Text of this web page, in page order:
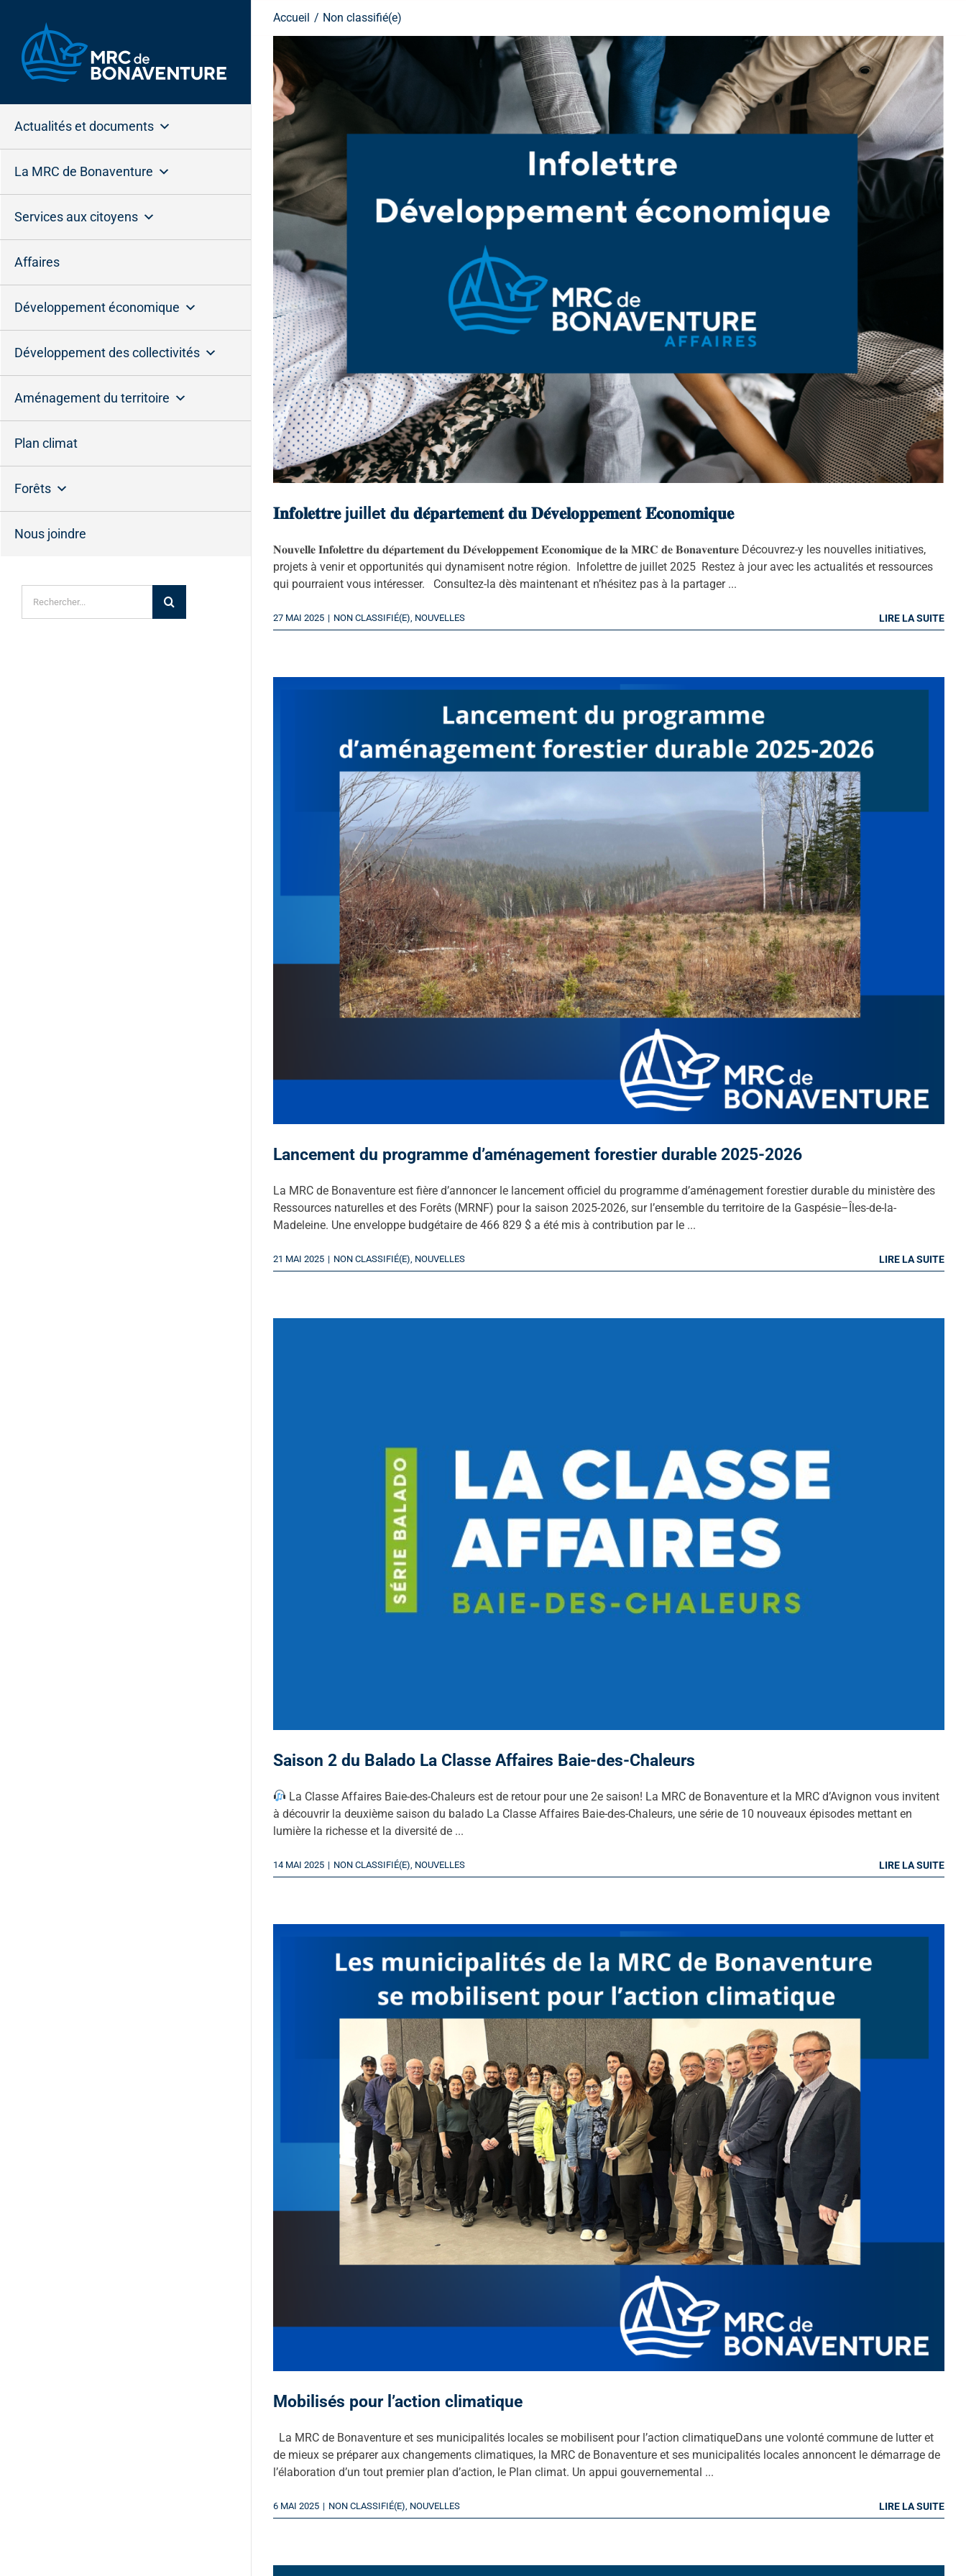
contenu
Actualités et documents
La MRC de Bonaventure
Services aux citoyens
Affaires
Développement économique
Développement des collectivités
Aménagement du territoire
Plan climat
Forêts
Nous joindre
Accueil Non classifié(e)
𝐈𝐧𝐟𝐨𝐥𝐞𝐭𝐭𝐫𝐞 juillet 𝐝𝐮 𝐝𝐞́𝐩𝐚𝐫𝐭𝐞𝐦𝐞𝐧𝐭 𝐝𝐮 𝐃𝐞́𝐯𝐞𝐥𝐨𝐩𝐩𝐞𝐦𝐞𝐧𝐭 𝐄́𝐜𝐨𝐧𝐨𝐦𝐢𝐪𝐮𝐞
𝐍𝐨𝐮𝐯𝐞𝐥𝐥𝐞 𝐈𝐧𝐟𝐨𝐥𝐞𝐭𝐭𝐫𝐞 𝐝𝐮 𝐝𝐞́𝐩𝐚𝐫𝐭𝐞𝐦𝐞𝐧𝐭 𝐝𝐮 𝐃𝐞́𝐯𝐞𝐥𝐨𝐩𝐩𝐞𝐦𝐞𝐧𝐭 𝐄́𝐜𝐨𝐧𝐨𝐦𝐢𝐪𝐮𝐞 𝐝𝐞 𝐥𝐚 𝐌𝐑𝐂 𝐝𝐞 𝐁𝐨𝐧𝐚𝐯𝐞𝐧𝐭𝐮𝐫𝐞 Découvrez-y les nouvelles initiatives,
projets à venir et opportunités qui dynamisent notre région. Infolettre de juillet 2025 Restez à jour avec les actualités et ressources
qui pourraient vous intéresser. Consultez-la dès maintenant et n’hésitez pas à la partager ...
27 MAI 2025 | NON CLASSIFIÉ(E) NOUVELLES LIRE LA SUITE
Lancement du programme d’aménagement forestier durable 2025-2026
La MRC de Bonaventure est fière d’annoncer le lancement officiel du programme d’aménagement forestier durable du ministère des
Ressources naturelles et des Forêts (MRNF) pour la saison 2025-2026, sur l’ensemble du territoire de la Gaspésie–Îles-de-la-
Madeleine. Une enveloppe budgétaire de 466 829 $ a été mis à contribution par le ...
21 MAI 2025 | NON CLASSIFIÉ(E) NOUVELLES LIRE LA SUITE
Saison 2 du Balado La Classe Affaires Baie-des-Chaleurs
La Classe Affaires Baie-des-Chaleurs est de retour pour une 2e saison! La MRC de Bonaventure et la MRC d’Avignon vous invitent
à découvrir la deuxième saison du balado La Classe Affaires Baie-des-Chaleurs, une série de 10 nouveaux épisodes mettant en
lumière la richesse et la diversité de ...
14 MAI 2025 | NON CLASSIFIÉ(E) NOUVELLES LIRE LA SUITE
Mobilisés pour l’action climatique
La MRC de Bonaventure et ses municipalités locales se mobilisent pour l’action climatiqueDans une volonté commune de lutter et
de mieux se préparer aux changements climatiques, la MRC de Bonaventure et ses municipalités locales annoncent le démarrage de
l’élaboration d’un tout premier plan d’action, le Plan climat. Un appui gouvernemental ...
6 MAI 2025 | NON CLASSIFIÉ(E) NOUVELLES LIRE LA SUITE